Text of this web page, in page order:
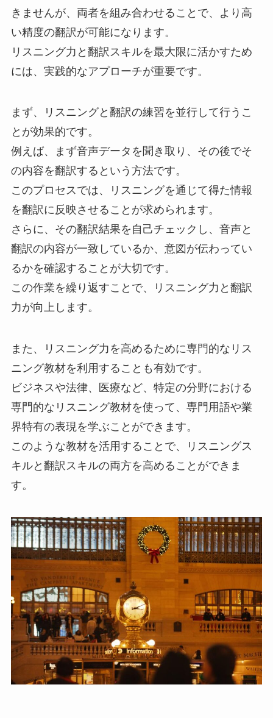
きませんが、両者を組み合わせることで、より高
い精度の翻訳が可能になります。
リスニング力と翻訳スキルを最大限に活かすため
には、実践的なアプローチが重要です。
まず、リスニングと翻訳の練習を並行して行うこ
とが効果的です。
例えば、まず音声データを聞き取り、その後でそ
の内容を翻訳するという方法です。
このプロセスでは、リスニングを通じて得た情報
を翻訳に反映させることが求められます。
さらに、その翻訳結果を自己チェックし、音声と
翻訳の内容が一致しているか、意図が伝わってい
るかを確認することが大切です。
この作業を繰り返すことで、リスニング力と翻訳
力が向上します。
また、リスニング力を高めるために専門的なリス
ニング教材を利用することも有効です。
ビジネスや法律、医療など、特定の分野における
専門的なリスニング教材を使って、専門用語や業
界特有の表現を学ぶことができます。
このような教材を活用することで、リスニングス
キルと翻訳スキルの両方を高めることができま
す。